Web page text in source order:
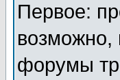
Первое:
возможно,
форумы